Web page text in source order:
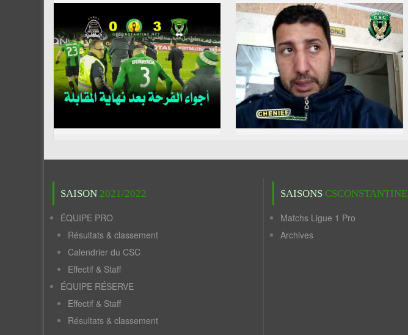
SAISON 2021/2022
ÉQUIPE PRO
Résultats & classement
Calendrier du CSC
Effectif & Staff
ÉQUIPE RÉSERVE
Effectif & Staff
Résultats & classement
SAISONS CSCONSTANTINE
Matchs Ligue 1 Pro
Archives